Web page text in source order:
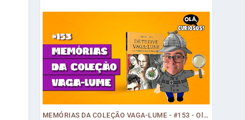
MEMÓRIAS DA COLEÇÃO VAGA-LUME - #153 - Olá, Curiosos! 2023